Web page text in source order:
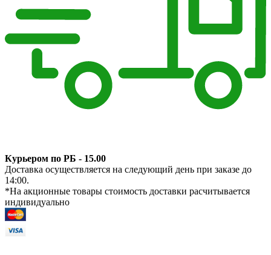
Курьером по РБ - 15.00
Доставка осуществляется на следующий день при заказе до
14:00.
*На акционные товары стоимость доставки расчитывается
индивидуально